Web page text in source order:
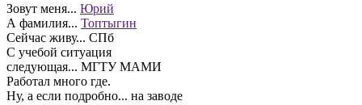
Зовут меня... Юрий
А фамилия... Топтыгин
Сейчас живу... СПб
С учебой ситуация
следующая... МГТУ МАМИ
Работал много где.
Ну, а если подробно... на заводе